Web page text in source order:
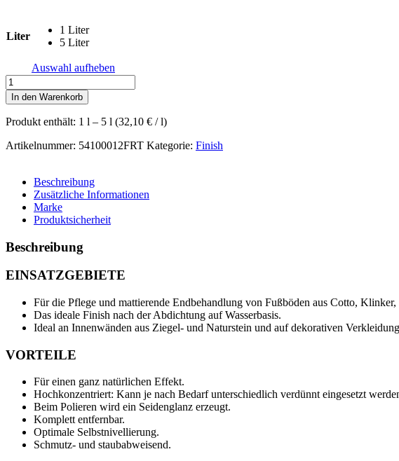
Liter
1 Liter
5 Liter
Auswahl aufheben
MATT
Menge
In den Warenkorb
Produkt enthält: 1 l – 5 l (32,10 € /l)
Artikelnummer: 54100012FRT Kategorie: Finish
Beschreibung
Zusätzliche Informationen
Marke
Produktsicherheit
Beschreibung
EINSATZGEBIETE
Für die Pflege und mattierende Endbehandlung von Fußböden aus Cotto,
Das ideale Finish nach der Abdichtung auf Wasserbasis.
Ideal an Innenwänden aus Ziegel- und Naturstein und auf dekorativen
VORTEILE
Für einen ganz natürlichen Effekt.
Hochkonzentriert: Kann je nach Bedarf unterschiedlich verdünnt eingesetzt
Beim Polieren wird ein Seidenglanz erzeugt.
Komplett entfernbar.
Optimale Selbstnivellierung.
Schmutz- und staubabweisend.